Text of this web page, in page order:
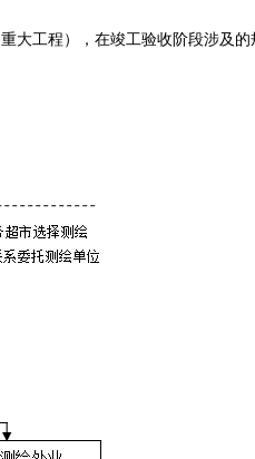
大工程），在竣工验收阶段涉及的